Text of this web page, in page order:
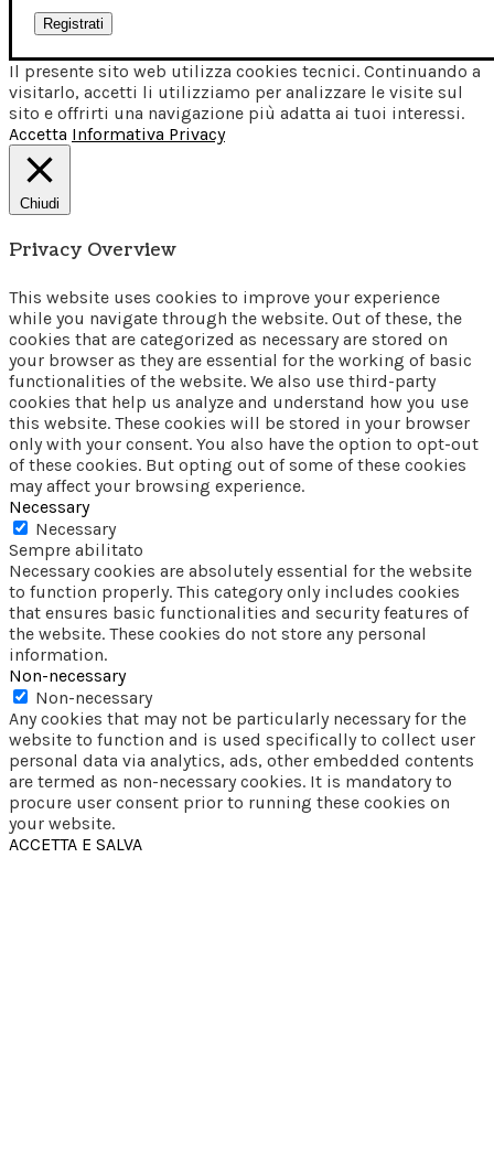
Il presente sito web utilizza cookies tecnici. Continuando a
visitarlo, accetti li utilizziamo per analizzare le visite sul
sito e offrirti una navigazione più adatta ai tuoi interessi.
Accetta Informativa Privacy
Chiudi
Privacy Overview
This website uses cookies to improve your experience
while you navigate through the website. Out of these, the
cookies that are categorized as necessary are stored on
your browser as they are essential for the working of basic
functionalities of the website. We also use third-party
cookies that help us analyze and understand how you use
this website. These cookies will be stored in your browser
only with your consent. You also have the option to opt-out
of these cookies. But opting out of some of these cookies
may affect your browsing experience.
Necessary
Necessary
Sempre abilitato
Necessary cookies are absolutely essential for the website
to function properly. This category only includes cookies
that ensures basic functionalities and security features of
the website. These cookies do not store any personal
information.
Non-necessary
Non-necessary
Any cookies that may not be particularly necessary for the
website to function and is used specifically to collect user
personal data via analytics, ads, other embedded contents
are termed as non-necessary cookies. It is mandatory to
procure user consent prior to running these cookies on
your website.
ACCETTA E SALVA